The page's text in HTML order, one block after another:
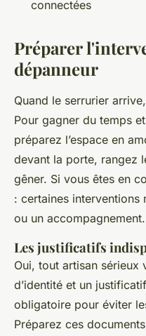
connectées
Préparer
dépanneur
Quand le serrurier
Pour gagner du temps
préparez l’espace en
devant la porte, rangez
gêner. Si vous êtes en
: certaines interventions
ou un accompagnement.
Les justificatifs
Oui, tout artisan sérieux
d’identité et un
obligatoire pour éviter
Préparez ces